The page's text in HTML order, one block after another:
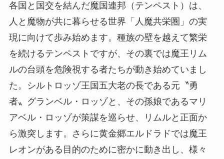
各国と国交を結んだ魔国連邦（テンペスト）は、
人と魔物が共に暮らせる世界「人魔共栄圏」の実
現に向けて歩み始めます。種族の壁を越えて繁栄
を続けるテンペストですが、その裏では魔王リム
ルの台頭を危険視する者たちが動き始めていまし
た。シルトロッゾ王国五大老の長である元〝勇
者〟グランベル・ロッゾと、その孫娘であるマリ
アベル・ロッゾが策謀を巡らせ、リムルと正面か
ら激突します。さらに黄金郷エルドラドでは魔王
レオンがある目的のために密かに動き出し、様々